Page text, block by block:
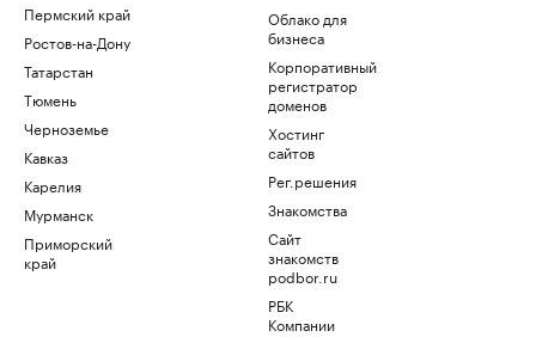
Пермский край
Ростов-на-Дону
Татарстан
Тюмень
Черноземье
Кавказ
Карелия
Мурманск
Приморский
край
Облако для
бизнеса
Корпоративный
регистратор
доменов
Хостинг
сайтов
Рег.решения
Знакомства
Сайт
знакомств
podbor.ru
РБК
Компании